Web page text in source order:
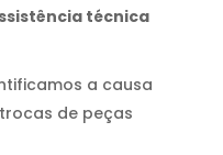
técnica
a causa
de peças